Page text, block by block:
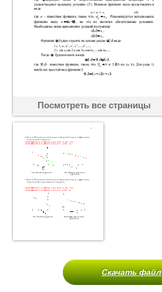
Посмотреть все страницы
Скачать файл